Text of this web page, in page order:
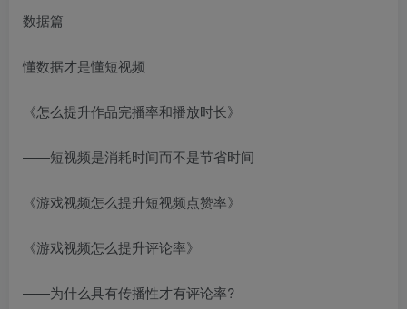
数据篇
懂数据才是懂短视频
《怎么提升作品完播率和播放时长》
——短视频是消耗时间而不是节省时间
《游戏视频怎么提升短视频点赞率》
《游戏视频怎么提升评论率》
——为什么具有传播性才有评论率?